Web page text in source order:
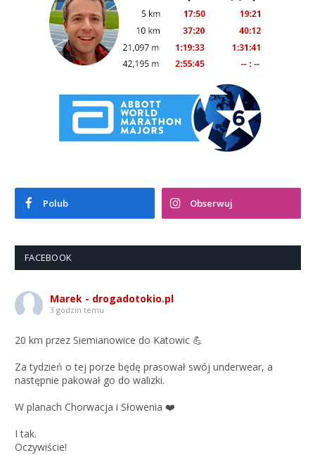
Polub Obserwuj
FACEBOOK
Marek - drogadotokio.pl
3 godzin temu
20 km przez Siemianowice do Katowic 💪
Za tydzień o tej porze będę prasował swój underwear, a
następnie pakował go do walizki.
W planach Chorwacja i Słowenia ❤️
I tak.
Oczywiście!